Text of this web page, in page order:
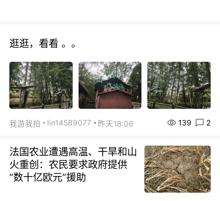
逛逛，看看 。。
我游我拍 lin14589077 昨天18:06 139 2
法国农业遭遇高温、干旱和山
火重创：农民要求政府提供
“数十亿欧元”援助